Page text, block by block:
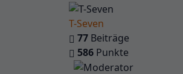
T-Seven
77 Beiträge
586 Punkte